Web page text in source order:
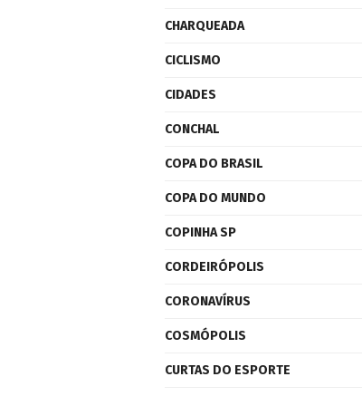
CHARQUEADA
CICLISMO
CIDADES
CONCHAL
COPA DO BRASIL
COPA DO MUNDO
COPINHA SP
CORDEIRÓPOLIS
CORONAVÍRUS
COSMÓPOLIS
CURTAS DO ESPORTE